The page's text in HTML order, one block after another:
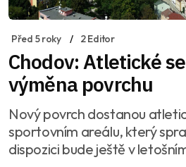
Před 5 roky 2 Editor
Chodov: Atletické
výměna povrchu
Nový povrch dostanou
sportovním areálu, který
dispozici bude ještě v